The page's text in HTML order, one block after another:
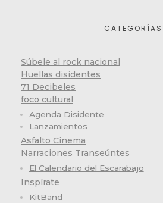
CATEGORÍAS
Súbele al rock nacional
Huellas disidentes
71 Decibeles
foco cultural
Agenda Disidente
Lanzamientos
Asfalto Cinema
Narraciones Transeúntes
El Calendario del Escarabajo
Inspírate
KitBand